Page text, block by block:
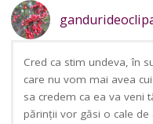
Cred ca stim undeva, în
care nu vom mai avea
sa credem ca ea va veni
părinții vor găsi o cale